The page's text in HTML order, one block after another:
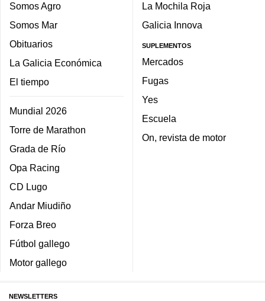
Somos Agro
Somos Mar
Obituarios
La Galicia Económica
El tiempo
Mundial 2026
Torre de Marathon
Grada de Río
Opa Racing
CD Lugo
Andar Miudiño
Forza Breo
Fútbol gallego
Motor gallego
La Mochila Roja
Galicia Innova
SUPLEMENTOS
Mercados
Fugas
Yes
Escuela
On, revista de motor
NEWSLETTERS